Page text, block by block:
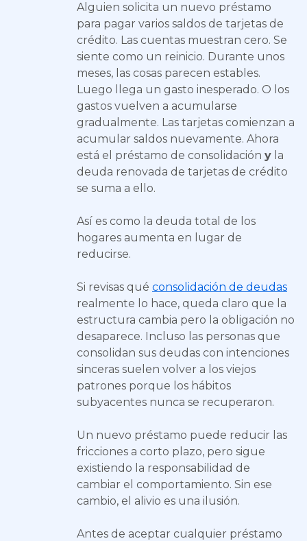
Alguien solicita un nuevo préstamo
para pagar varios saldos de tarjetas de
crédito. Las cuentas muestran cero. Se
siente como un reinicio. Durante unos
meses, las cosas parecen estables.
Luego llega un gasto inesperado. O los
gastos vuelven a acumularse
gradualmente. Las tarjetas comienzan a
acumular saldos nuevamente. Ahora
está el préstamo de consolidación y la
deuda renovada de tarjetas de crédito
se suma a ello.
Así es como la deuda total de los
hogares aumenta en lugar de
reducirse.
Si revisas qué consolidación de deudas
realmente lo hace, queda claro que la
estructura cambia pero la obligación no
desaparece. Incluso las personas que
consolidan sus deudas con intenciones
sinceras suelen volver a los viejos
patrones porque los hábitos
subyacentes nunca se recuperaron.
Un nuevo préstamo puede reducir las
fricciones a corto plazo, pero sigue
existiendo la responsabilidad de
cambiar el comportamiento. Sin ese
cambio, el alivio es una ilusión.
Antes de aceptar cualquier préstamo